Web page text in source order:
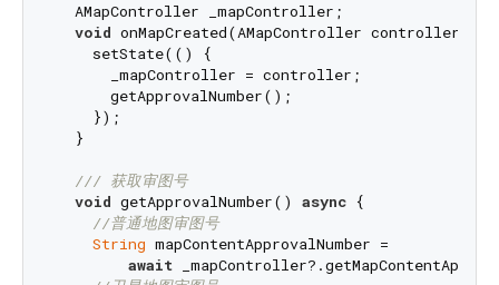
  AMapController _mapController;
void onMapCreated(AMapController controller) {
    setState(() {
      _mapController = controller;
      getApprovalNumber();
    });
  }
/// 获取审图号
void getApprovalNumber() async {
//普通地图审图号
String mapContentApprovalNumber =
await